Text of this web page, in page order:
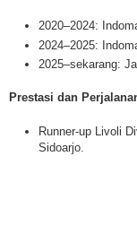
2020–2024:
2024–2025:
2025–sekarang:
Prestasi dan
Runner-up Livoli
Sidoarjo.